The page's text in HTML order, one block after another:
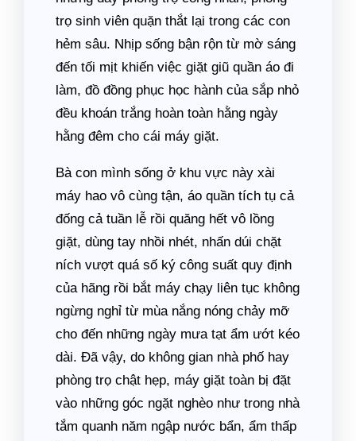
trọ sinh viên quặn thắt lại trong các con
hẻm sâu. Nhịp sống bận rộn từ mờ sáng
đến tối mịt khiến việc giặt giũ quần áo đi
làm, đồ đồng phục học hành của sắp nhỏ
đều khoán trắng hoàn toàn hằng ngày
hằng đêm cho cái máy giặt.
Bà con mình sống ở khu vực này xài
máy hao vô cùng tận, áo quần tích tụ cả
đống cả tuần lễ rồi quăng hết vô lồng
giặt, dùng tay nhồi nhét, nhấn dúi chặt
ních vượt quá số ký công suất quy định
của hãng rồi bắt máy chạy liên tục không
ngừng nghỉ từ mùa nắng nóng chảy mỡ
cho đến những ngày mưa tạt ẩm ướt kéo
dài. Đã vậy, do không gian nhà phố hay
phòng trọ chật hẹp, máy giặt toàn bị đặt
vào những góc ngặt nghèo như trong nhà
tắm quanh năm ngập nước bẩn, ẩm thấp